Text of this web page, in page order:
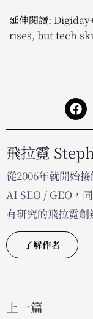
延伸閱讀:
rises, but tech
飛拉霓
從2006年就開始
AI SEO / GEO，
有研究的飛拉霓
了解作者
上一篇